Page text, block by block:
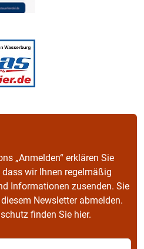
„Anmelden“ erklären Sie
wir Ihnen regelmäßig
Informationen zusenden. Sie
Newsletter abmelden.
finden Sie hier.